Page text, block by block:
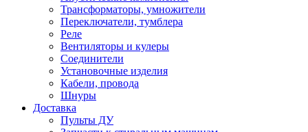
Трансформаторы, умножители
Переключатели, тумблера
Реле
Вентиляторы и кулеры
Соединители
Установочные изделия
Кабели, провода
Шнуры
Доставка
Пульты ДУ